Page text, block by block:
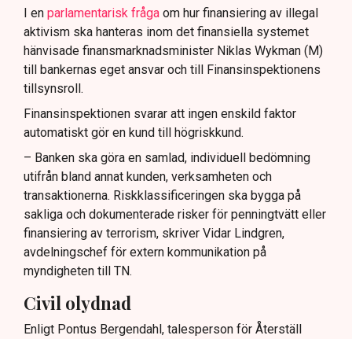
I en parlamentarisk fråga om hur finansiering av illegal
aktivism ska hanteras inom det finansiella systemet
hänvisade finansmarknadsminister Niklas Wykman (M)
till bankernas eget ansvar och till Finansinspektionens
tillsynsroll.
Finansinspektionen svarar att ingen enskild faktor
automatiskt gör en kund till högriskkund.
– Banken ska göra en samlad, individuell bedömning
utifrån bland annat kunden, verksamheten och
transaktionerna. Riskklassificeringen ska bygga på
sakliga och dokumenterade risker för penningtvätt eller
finansiering av terrorism, skriver Vidar Lindgren,
avdelningschef för extern kommunikation på
myndigheten till TN.
Civil olydnad
Enligt Pontus Bergendahl, talesperson för Återställ